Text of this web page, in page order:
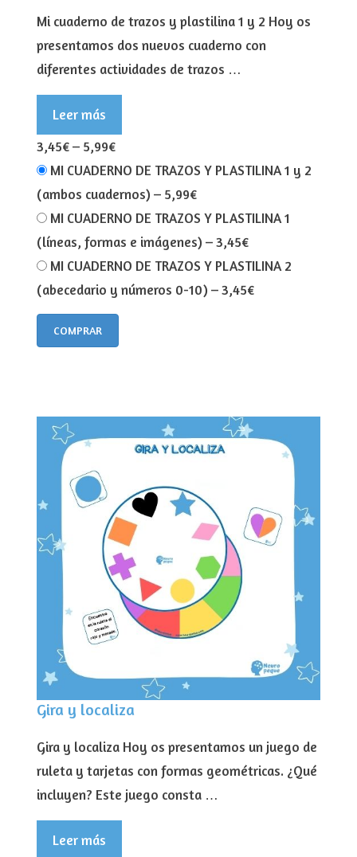
Mi cuaderno de trazos y plastilina 1 y 2 Hoy os
presentamos dos nuevos cuaderno con
diferentes actividades de trazos …
Leer más
3,45€– 5,99€
MI CUADERNO DE TRAZOS Y PLASTILINA 1 y 2
(ambos cuadernos) – 5,99€
MI CUADERNO DE TRAZOS Y PLASTILINA 1
(líneas, formas e imágenes) –3,45€
MI CUADERNO DE TRAZOS Y PLASTILINA 2
(abecedario y números 0-10) –3,45€
COMPRAR
Gira y localiza
Gira y localiza Hoy os presentamos un juego de
ruleta y tarjetas con formas geométricas. ¿Qué
incluyen? Este juego consta …
Leer más